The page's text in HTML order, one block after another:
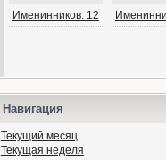
Именинников: 12
Навигация
Текущий месяц
Текущая неделя